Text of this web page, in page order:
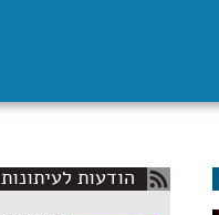
הודעות לעיתונות